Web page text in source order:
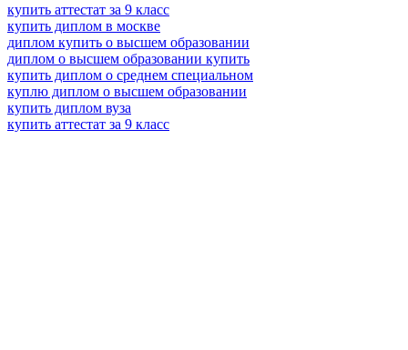
купить аттестат за 9 класс
купить диплом в москве
диплом купить о высшем образовании
диплом о высшем образовании купить
купить диплом о среднем специальном
куплю диплом о высшем образовании
купить диплом вуза
купить аттестат за 9 класс